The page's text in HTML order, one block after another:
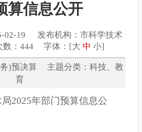
算信息公开
02-19 发布机构：市科学技术
：444 字体：[大 中 小]
)预决算 主题分类：科技、教
育
2025年部门预算信息公